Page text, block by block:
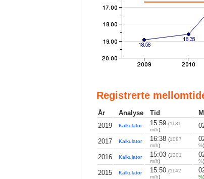
Registrerte
År Analyse Tid
2019
Kalkulator 15:59 (1131
m/h)
2017 Kalkulator 16:38 (1087
m/h)
%)
2016 Kalkulator 15:03 (1201
m/h)
%)
2015 Kalkulator 15:50 (1142
m/h)
%)